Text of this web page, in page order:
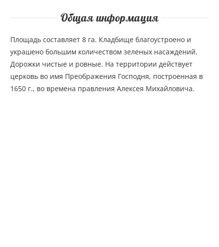
Общая информация
Площадь составляет 8 га. Кладбище благоустроено и
украшено большим количеством зеленых насаждений.
Дорожки чистые и ровные. На территории действует
церковь во имя Преображения Господня, построенная в
1650 г., во времена правления Алексея Михайловича.